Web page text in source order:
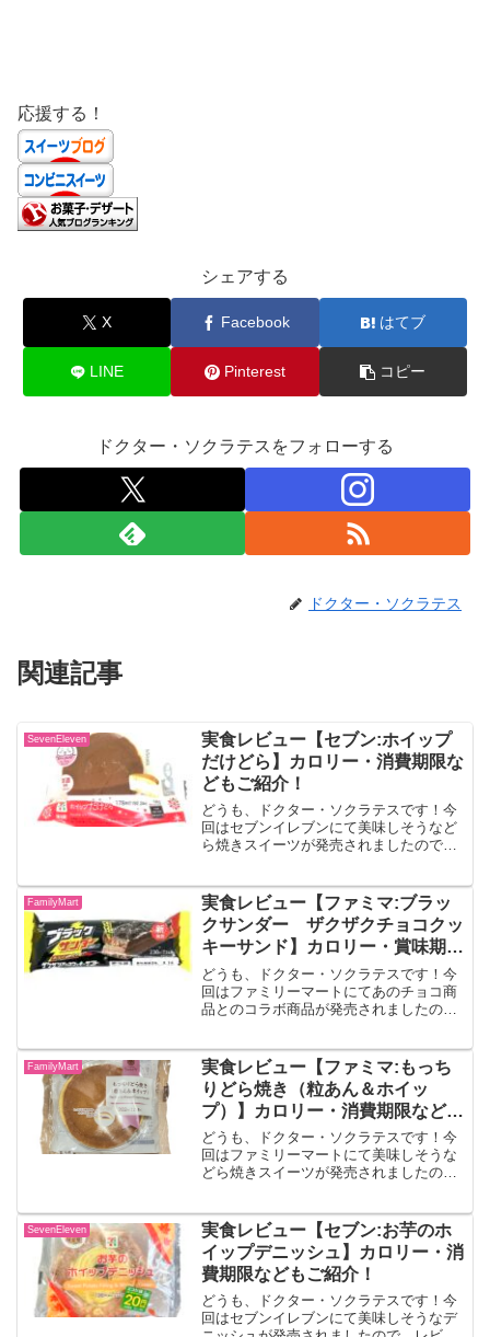
応援する！
シェアする
X Facebook はてブ
LINE Pinterest コピー
ドクター・ソクラテスをフォローする
ドクター・ソクラテス
関連記事
SevenEleven
実食レビュー【セブン:ホイップ
だけどら】カロリー・消費期限な
どもご紹介！
どうも、ドクター・ソクラテスです！今
回はセブンイレブンにて美味しそうなど
ら焼きスイーツが発売されましたので、
のコクを感じるホイップクリームだけを
挟んだサンドスイーツです...
FamilyMart
実食レビュー【ファミマ:ブラッ
クサンダー ザクザクチョコクッ
キーサンド】カロリー・賞味期限
などもご紹介！
どうも、ドクター・ソクラテスです！今
回はファミリーマートにてあのチョコ商
品とのコラボ商品が発売されましたの
ドココアクッキーでチョコクリームをサ
ンドした、ザクザク食感が楽...
FamilyMart
実食レビュー【ファミマ:もっち
りどら焼き（粒あん＆ホイッ
プ）】カロリー・消費期限なども
ご紹介！
どうも、ドクター・ソクラテスです！今
回はファミリーマートにて美味しそうな
どら焼きスイーツが発売されましたの
食感の生地で北海道産小豆を使用した粒
あんとホイップクリームを挟...
SevenEleven
実食レビュー【セブン:お芋のホ
イップデニッシュ】カロリー・消
費期限などもご紹介！
どうも、ドクター・ソクラテスです！今
回はセブンイレブンにて美味しそうなデ